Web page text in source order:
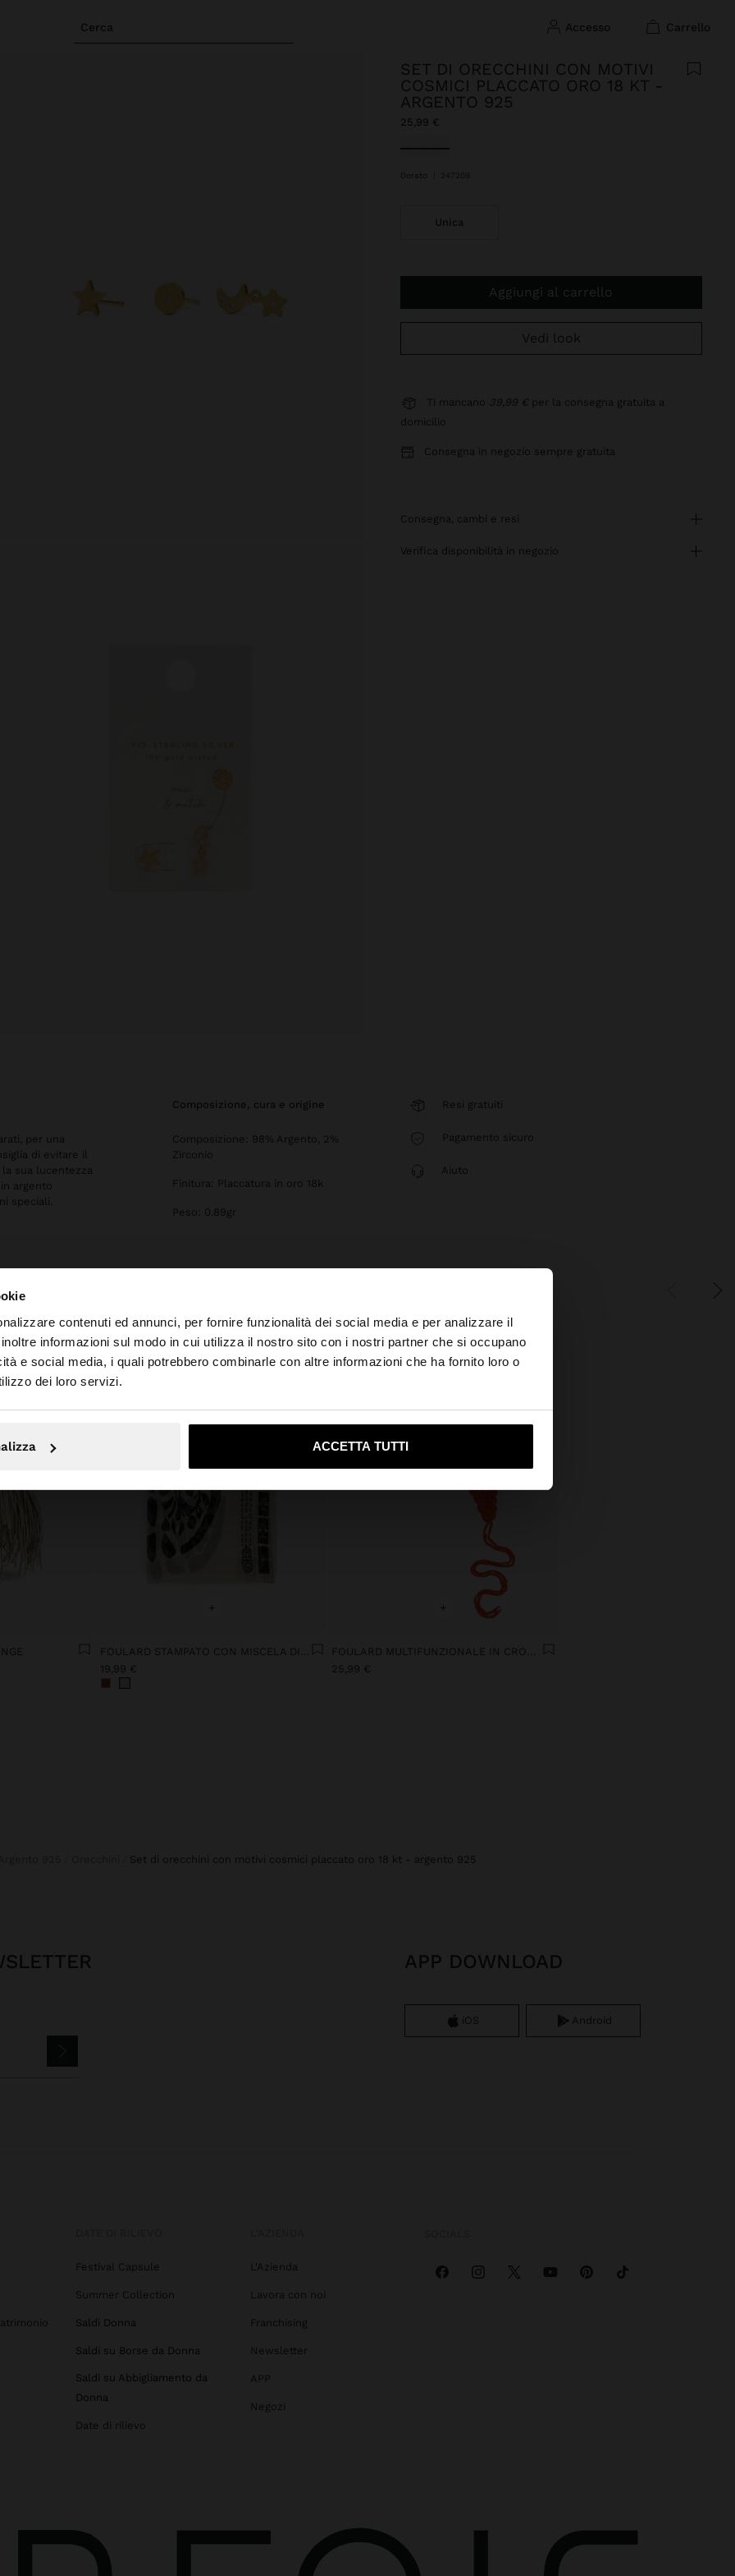
contenuti ed annunci, per fornire funzionalità dei social media e per analizzare il
informazioni sul modo in cui utilizza il nostro sito con i nostri partner che si occupano
e social media, i quali potrebbero combinarle con altre informazioni che ha fornito loro o
dei loro servizi.
ACCETTA TUTTI
Cerca accesso carrello
×
da Italia. Vuoi navigare sul nostro sito United States?
No, resta in Italia Sì, portami su United States
SET DI ORECCHINI CON MOTIVI
COSMICI PLACCATO ORO 18 KT -
ARGENTO 925
25,99 €
Selezionato
Dorato 247209
Unica
Aggiungi al carrello
Vedi look
Ti mancano 39,99 € per la consegna gratuita a
domicilio
Consegna in negozio sempre gratuita
consegna, cambi e resi
verifica disponibilità in negozio
per una
di evitare il
sua lucentezza
argento
speciali.
composizione, cura e origine
Composizione: 98% Argento, 2%
Zirconio
Finitura: Placcatura in oro 18k
Peso: 0.89gr
Resi gratuiti
Pagamento sicuro
Aiuto
+
19,99 €
+
25,99 €
set di orecchini con motivi cosmici placcato oro 18 kt - argento 925
APP DOWNLOAD
iOS Android
Festival Capsule
Summer Collection
Saldi Donna
Saldi su Borse da Donna
Saldi su Abbigliamento da
Donna
Date di rilievo
L'Azienda
Lavora con noi
Franchising
Newsletter
APP
Negozi